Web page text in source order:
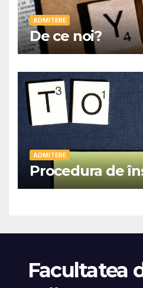
ADMITERE
De ce noi?
ADMITERE
Procedura de
Facultatea